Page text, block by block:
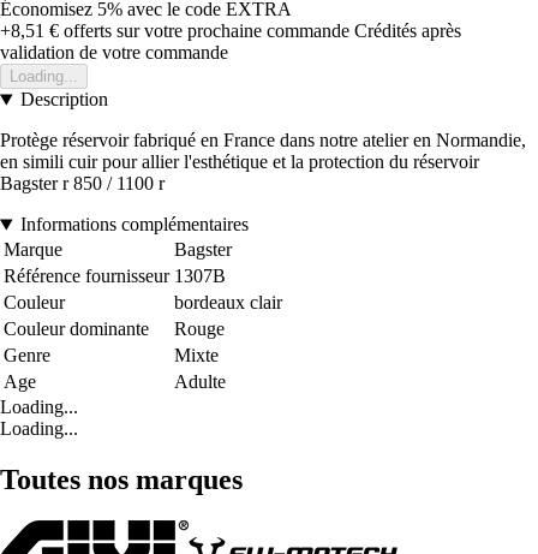
Économisez 5% avec le code EXTRA
+8,51 € offerts sur votre prochaine commande Crédités après
validation de votre commande
Loading...
Description
Protège réservoir fabriqué en France dans notre atelier en Normandie,
en simili cuir pour allier l'esthétique et la protection du réservoir
Bagster r 850 / 1100 r
Informations complémentaires
Marque
Bagster
Référence fournisseur 1307B
Couleur
bordeaux clair
Couleur dominante
Rouge
Genre
Mixte
Age
Adulte
Loading...
Loading...
Toutes nos marques